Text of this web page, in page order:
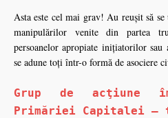
Asta este cel mai grav! Au reușit să
manipulărilor venite din partea
persoanelor apropiate inițiatorilor
se adune toţi într-o formă de asociere
Grup de acţiune
Primăriei Capitalei –